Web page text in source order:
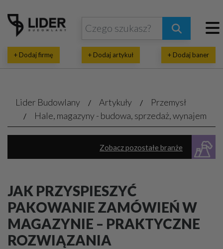
+ Dodaj firmę + Dodaj artykuł + Dodaj baner
Lider Budowlany Artykuły
Przemysł
Hale, magazyny - budowa, sprzedaż, wynajem
Zobacz pozostałe branże
Przemysłowe urządzenia, maszyny
Posadzki przemysłowe
Aluminiowe konstrukcje
Stalowe konstrukcje
Budowlane usługi - przemysłowe
JAK PRZYSPIESZYĆ
PAKOWANIE ZAMÓWIEŃ W
MAGAZYNIE – PRAKTYCZNE
ROZWIĄZANIA